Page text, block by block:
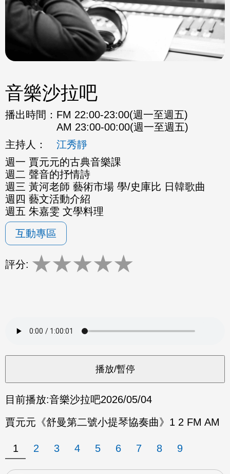
音樂沙拉吧
播出時間： FM 22:00-23:00(週一至週五)
AM 23:00-00:00(週一至週五)
主持人：
江秀靜
週一 賈元元的古典音樂課
週二 聲音的抒情詩
週三 黃河老師 藝術市場 學/史庫比 日韓歌曲
週四 藝文活動介紹
週五 朱嘉雯 文學料理
互動專區
評分: ★★★★★
目前播放:音樂沙拉吧2026/05/04
賈元元《舒曼第二號小提琴協奏曲》1 2 FM AM
1 2 3 4 5 6 7 8 9